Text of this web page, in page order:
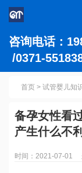
咨询电话：
/0371-
首页 > 试管婴儿知
备孕女性看
产生什么不
时间：2021-07-01